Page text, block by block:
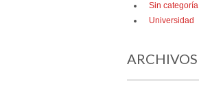
Sin categoría
Universidad
ARCHIVOS